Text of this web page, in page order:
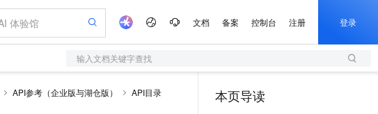
文档 备案 控制台 注册 登录
输入文档关键字查找
API参考（企业版与湖仓版）
API目录
本页导读
大模型服务平台百炼
轻量应用服务器
Agency Agents：拥有专属领域专家
AI 场景体验 AI 活动
AI 生产力先锋
配置报价器
一站式生成采购清单，支持单品或批量购买
阿里云 OPC 创新助力计划
基础软件 专业服务
产品伙伴合作计划 服务伙伴合作计划
Al MaaS 服务伙伴赋能合作
阿里云认证 开发者社区
市场活动 加入我们